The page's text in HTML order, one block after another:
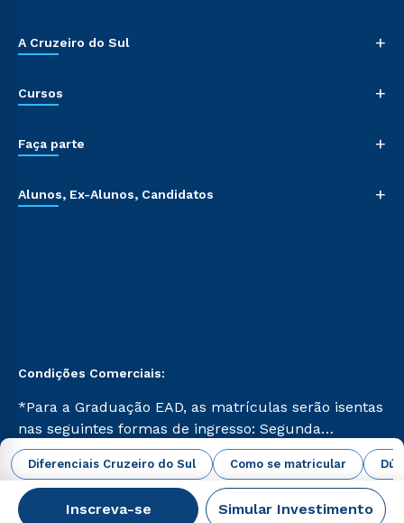
Diferenciais Cruzeiro do Sul Como se matricular
Inscreva-se Simular Investimento
A Cruzeiro do Sul +
Cursos +
Faça parte +
Alunos, Ex-Alunos, Candidatos +
Condições Comerciais:
*Para a Graduação EAD, as matrículas serão isentas
nas seguintes formas de ingresso: Segunda
Graduação, Segunda Graduação 2.0 e Transferência.
Já para as demais, a taxa de matrícula será de R$
49. *Para a Pós-graduação EAD, as ofertas
mencionadas são referentes aos cursos: Ensino
abrir todas as condições vigentes